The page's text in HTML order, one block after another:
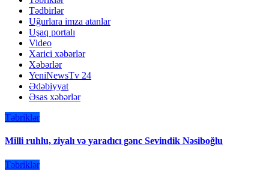
Tədbirlər
Uğurlara imza atanlar
Uşaq portalı
Video
Xarici xəbərlər
Xəbərlər
YeniNewsTv 24
Ədəbiyyat
Əsas xəbərlər
Təbriklər
Milli ruhlu, ziyalı və yaradıcı gənc Sevindik Nəsiboğlu
Təbriklər